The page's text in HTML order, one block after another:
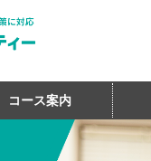
コース案内